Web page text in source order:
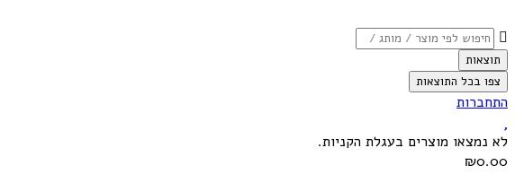
תוצאות
צפו בכל התוצאות
התחברות
לא נמצאו מוצרים בעגלת הקניות.
₪0.00